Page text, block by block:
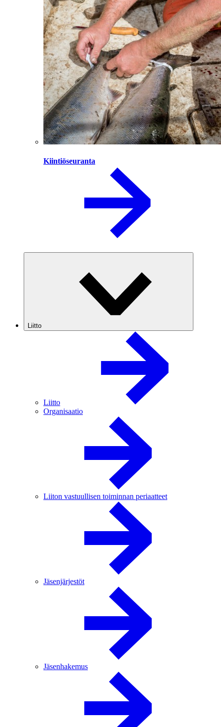
Kiintiöseuranta
Liitto
Liitto
Organisaatio
Liiton vastuullisen toiminnan periaatteet
Jäsenjärjestöt
Jäsenhakemus